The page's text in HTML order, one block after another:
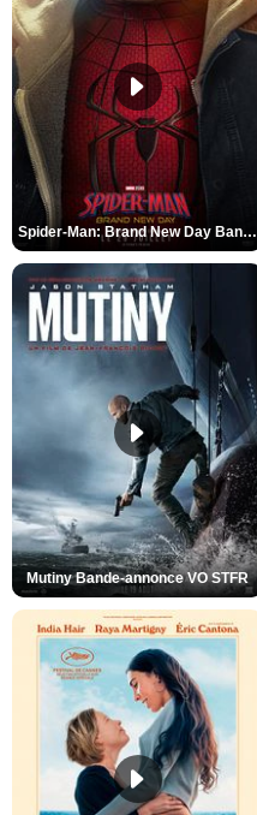
Spider-Man: Brand New Day Bande-annonce VO STFR
Mutiny Bande-annonce VO STFR